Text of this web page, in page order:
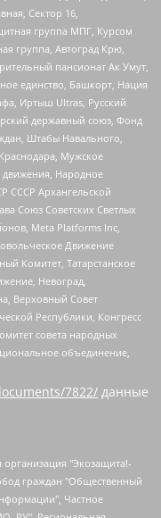
Сектор 16,
группа МПГ, Курсом
группа, Автоград Крю,
пансионат Ак Умут,
единство, Башкорт, Нация
Иртыш Ultras, Русский
державный союз, Фонд
Штабы Навального,
Мужское
движения, Народное
СССР Архангельской
Союз Советских Светлых
Meta Platforms Inc,
Движение
Комитет, Татарстанское
Невоград,
Верховный Совет
Республики, Конгресс
совета народных
объединение,
7822/ данные
выборы", Еланчик Олег Александрович, Общество с ограниченной ответственностью "Нобелевский призыв", Гималова Регина Эмилевна, Григорьев Андрей Валерьевич, Григорьева Алина Александровна, Ассоциация по содействию защите прав призывников, альтернативнослужащих и военнослужащих "Правозащитная группа "Гражданин.Армия.Право", Хисамова Регина Фаритовна, Автономная некоммерческая организация по реализации социально-правовых программ "Лилит", Дальневосточное общественное движение "Маяк", Санкт-Петербургская ЛГБТ-инициативная группа "Выход", Инициативная группа ЛГБТ+ "Реверс", Алексеев Андрей Викторович, Бекбулатова Таисия Львовна, Беляев Иван Михайлович, Владыкина Елена Сергеевна, Гельман Марат Александрович, Никульшина Вероника Юрьевна, Толоконникова Надежда Андреевна, Шендерович Виктор Анатольевич, Общество с ограниченной ответственностью "Данное сообщение", Общество с ограниченной ответственностью Издательский дом "Новая глава", Айнбиндер Александра Александровна, Московский комьюнити-центр для ЛГБТ+инициатив, Благотворительный фонд развития филантропии, Deutsche Welle (Германия, Kurt-Schumacher-Strasse 3, 53113 Bonn), Борзунова Мария Михайловна, Воробьев Виктор Викторович, Голубева Анна Львовна, Константинова Алла Михайловна, Малкова Ирина Владимировна, Мурадов Мурад Абдулгалимович, Осетинская Елизавета Николаевна, Понасенков Евгений Николаевич, Ганапольский Матвей Юрьевич, Киселев Евгений Алексеевич, Борухович Ирина Григорьевна, Дремин Иван Тимофеевич, Дубровский Дмитрий Викторович, Красноярская региональная общественная организация поддержки и развития альтернативных образовательных технологий и межкультурных коммуникаций "ИНТЕРРА", Маяковская Екатерина Алексеевна, Фейгин Марк Захарович, Филимонов Андрей Викторович, Дзугкоева Регина Николаевна, Доброхотов Роман Александрович, Дудь Юрий Александрович, Елкин Сергей Владимирович, Кругликов Кирилл Игоревич, Сабунаева Мария Леонидовна, Семенов Алексей Владимирович, Шаинян Карен Багратович, Шульман Екатерина Михайловна, Асафьев Артур Валерьевич, Вахштайн Виктор Семенович, Венедиктов Алексей Алексеевич, Лушникова Екатерина Евгеньевна, Волков Леонид Михайлович, Невзоров Александр Глебович, Пархоменко Сергей Борисович, Сироткин Ярослав Николаевич, Кара-Мурза Владимир Владимирович, Баранова Наталья Владимировна, Гозман Леонид Яковлевич, Кагарлицкий Борис Юльевич, Климарев Михаил Валерьевич, Милов Владимир Станиславович, Автономная некоммерческая организация Краснодарский центр современного искусства "Типография", Моргенштерн Алишер Тагирович, Соболь Любовь Эдуардовна, Общество с ограниченной ответственностью "ЛИЗА НОРМ", Каспаров Гарри Кимович, Ходорковский Михаил Борисович, Общество с ограниченной ответственностью "Апрельские тезисы", Данилович Ирина Брониславовна, Кашин Олег Владимирович, Петров Николай Владимирович, Пивоваров Алексей Владимирович, Соколов Михаил Владимирович, Цветкова Юлия Владимировна, Чичваркин Евгений Александрович, Комитет против пыток/Команда против пыток, Общество с ограниченной ответственностью "Первый научный", Общество с ограниченной ответственностью "Вертолет и ко", Белоцерковская Вероника Борисовна, Кац Максим Евгеньевич, Лазарева Татьяна Юрьевна, Шаведдинов Руслан Табризович, Яшин Илья Валерьевич, Общество с ограниченной ответственностью "Иноагент ААВ", Алешковский Дмитрий Петрович, Альбац Евгения Марковна, Быков Дмитрий Львович, Галямина Юлия Евгеньевна, Лойко Сергей Леонидович, Мартынов Кирилл Константинович, Медведев Сергей Александрович, Крашенинников Федор Геннадиевич, Гордеева Катерина Вл